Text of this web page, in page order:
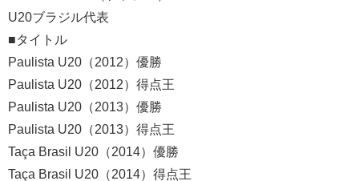
U20ブラジル代表
■タイトル
Paulista U20 （2012）優勝
Paulista U20 （2012）得点王
Paulista U20 （2013）優勝
Paulista U20 （2013）得点王
Taça Brasil U20 （2014）優勝
Taça Brasil U20 （2014）得点王